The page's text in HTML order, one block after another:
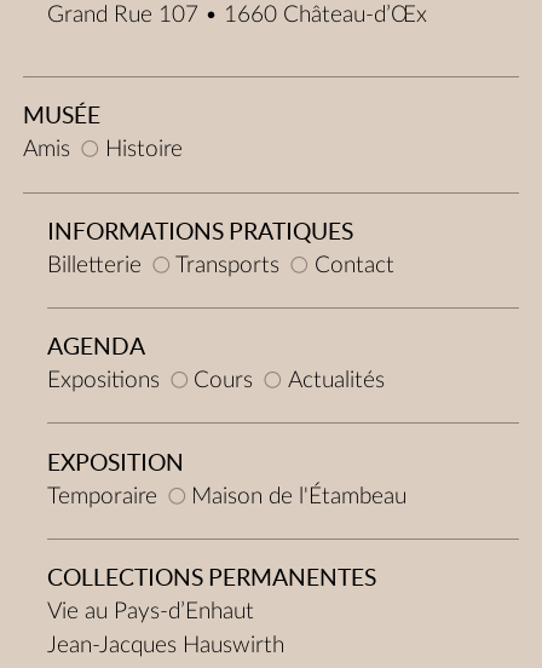
Grand Rue 107 • 1660 Château-d’Œx
MUSÉE
Amis Histoire
EXPOSITION
Temporaire Maison de l'Étambeau
COLLECTIONS PERMANENTES
Vie au Pays-d’Enhaut
Jean-Jacques Hauswirth
INFORMATIONS PRATIQUES
Billetterie Transports Contact
AGENDA
Expositions Cours Actualités